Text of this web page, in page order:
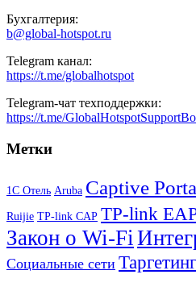
Бухгалтерия:
b@global-hotspot.ru
Telegram канал:
https://t.me/globalhotspot
Telegram-чат техподдержки:
https://t.me/
Метки
1С Отель Aruba Captive
Ruijie TP-link CAP TP-link
Закон о Wi-Fi
Социальные сети Таргетинг